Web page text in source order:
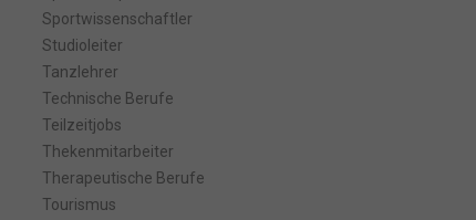
Sportwissenschaftler
Studioleiter
Tanzlehrer
Technische Berufe
Teilzeitjobs
Thekenmitarbeiter
Therapeutische Berufe
Tourismus